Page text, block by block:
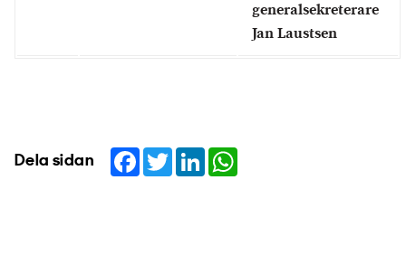
generalsekreterare
Jan Laustsen
Dela sidan Facebook
TwitterLinkedIn